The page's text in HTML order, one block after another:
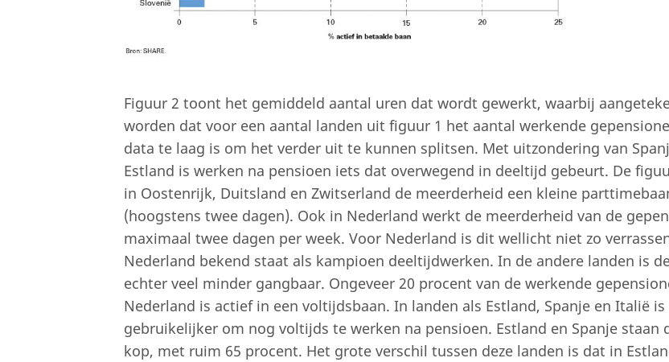
Figuur 2 toont het gemiddeld aantal uren dat wordt gewerkt, waarbij
worden dat voor een aantal landen uit figuur 1 het aantal werkende
data te laag is om het verder uit te kunnen splitsen. Met uitzondering van
Estland is werken na pensioen iets dat overwegend in deeltijd gebeurt. De
in Oostenrijk, Duitsland en Zwitserland de meerderheid een kleine
(hoogstens twee dagen). Ook in Nederland werkt de meerderheid van de
maximaal twee dagen per week. Voor Nederland is dit wellicht niet zo
Nederland bekend staat als kampioen deeltijdwerken. In de andere landen is
echter veel minder gangbaar. Ongeveer 20 procent van de werkende
Nederland is actief in een voltijdsbaan. In landen als Estland, Spanje en Italië is
gebruikelijker om nog voltijds te werken na pensioen. Estland en Spanje staan
kop, met ruim 65 procent. Het grote verschil tussen deze landen is dat in